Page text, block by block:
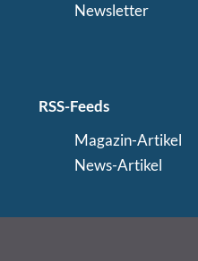
Newsletter
RSS-Feeds
Magazin-Artikel
News-Artikel